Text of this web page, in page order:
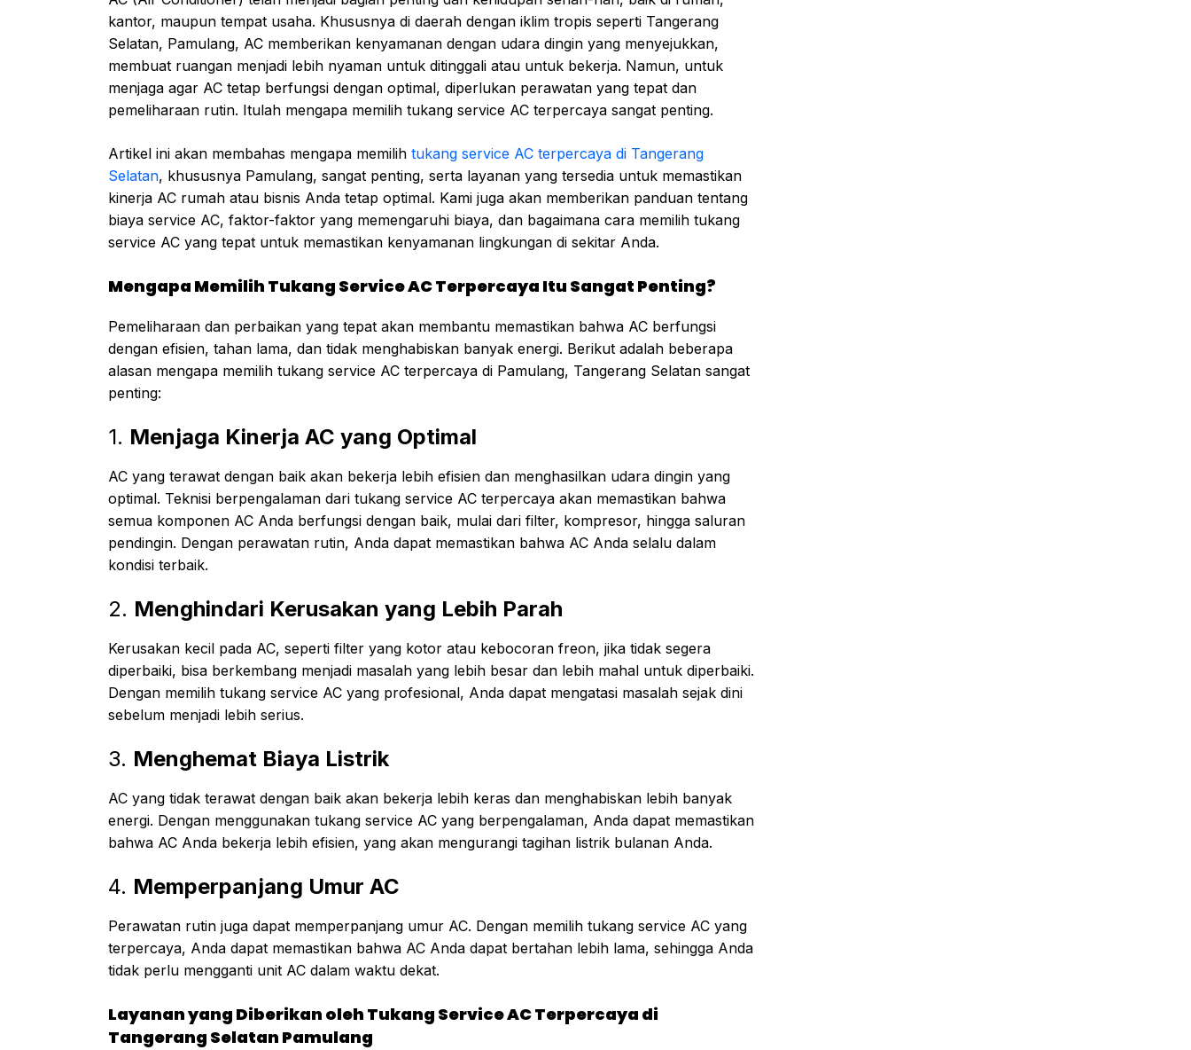
kantor, maupun tempat usaha. Khususnya di daerah dengan iklim tropis seperti Tangerang
Selatan, Pamulang, AC memberikan kenyamanan dengan udara dingin yang menyejukkan,
membuat ruangan menjadi lebih nyaman untuk ditinggali atau untuk bekerja. Namun, untuk
menjaga agar AC tetap berfungsi dengan optimal, diperlukan perawatan yang tepat dan
pemeliharaan rutin. Itulah mengapa memilih tukang service AC terpercaya sangat penting.
Artikel ini akan membahas mengapa memilih tukang service AC terpercaya di Tangerang
Selatan, khususnya Pamulang, sangat penting, serta layanan yang tersedia untuk memastikan
kinerja AC rumah atau bisnis Anda tetap optimal. Kami juga akan memberikan panduan tentang
biaya service AC, faktor-faktor yang memengaruhi biaya, dan bagaimana cara memilih tukang
service AC yang tepat untuk memastikan kenyamanan lingkungan di sekitar Anda.
Mengapa Memilih Tukang Service AC Terpercaya Itu Sangat Penting?
Pemeliharaan dan perbaikan yang tepat akan membantu memastikan bahwa AC berfungsi
dengan efisien, tahan lama, dan tidak menghabiskan banyak energi. Berikut adalah beberapa
alasan mengapa memilih tukang service AC terpercaya di Pamulang, Tangerang Selatan sangat
penting:
1. Menjaga Kinerja AC yang Optimal
AC yang terawat dengan baik akan bekerja lebih efisien dan menghasilkan udara dingin yang
optimal. Teknisi berpengalaman dari tukang service AC terpercaya akan memastikan bahwa
semua komponen AC Anda berfungsi dengan baik, mulai dari filter, kompresor, hingga saluran
pendingin. Dengan perawatan rutin, Anda dapat memastikan bahwa AC Anda selalu dalam
kondisi terbaik.
2. Menghindari Kerusakan yang Lebih Parah
Kerusakan kecil pada AC, seperti filter yang kotor atau kebocoran freon, jika tidak segera
diperbaiki, bisa berkembang menjadi masalah yang lebih besar dan lebih mahal untuk diperbaiki.
Dengan memilih tukang service AC yang profesional, Anda dapat mengatasi masalah sejak dini
sebelum menjadi lebih serius.
3. Menghemat Biaya Listrik
AC yang tidak terawat dengan baik akan bekerja lebih keras dan menghabiskan lebih banyak
energi. Dengan menggunakan tukang service AC yang berpengalaman, Anda dapat memastikan
bahwa AC Anda bekerja lebih efisien, yang akan mengurangi tagihan listrik bulanan Anda.
4. Memperpanjang Umur AC
Perawatan rutin juga dapat memperpanjang umur AC. Dengan memilih tukang service AC yang
terpercaya, Anda dapat memastikan bahwa AC Anda dapat bertahan lebih lama, sehingga Anda
tidak perlu mengganti unit AC dalam waktu dekat.
Layanan yang Diberikan oleh Tukang Service AC Terpercaya di
Tangerang Selatan Pamulang